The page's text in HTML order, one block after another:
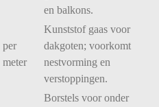
en balkons.
per
meter
Kunststof gaas voor
dakgoten; voorkomt
nestvorming en
verstoppingen.
Borstels voor onder